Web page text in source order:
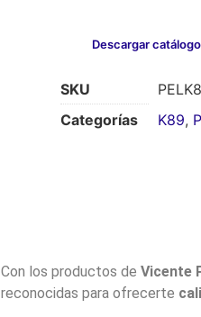
Descargar catálogo
SKU
Categorías
K89,
Con los productos de Vicente
reconocidas para ofrecerte